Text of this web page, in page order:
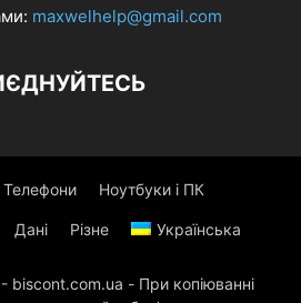
maxwelhelp@gmail.com
Телефони Ноутбуки і ПК
Дані Різне Українська
- При копіюванні